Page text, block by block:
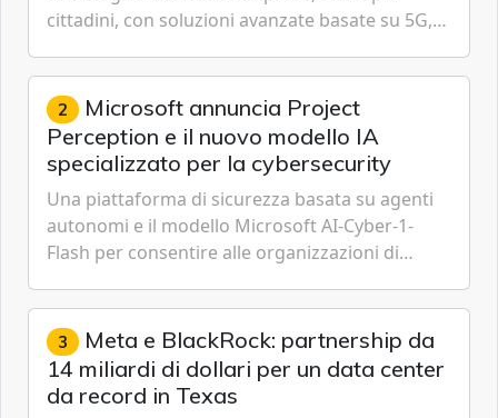
cittadini, con soluzioni avanzate basate su 5G,
Cybersecurity.
2 Microsoft annuncia Project
Perception e il nuovo modello IA
specializzato per la cybersecurity
Una piattaforma di sicurezza basata su agenti
autonomi e il modello Microsoft AI-Cyber-1-
Flash per consentire alle organizzazioni di
gestione continua del rischio.
3 Meta e BlackRock: partnership da
14 miliardi di dollari per un data center
da record in Texas